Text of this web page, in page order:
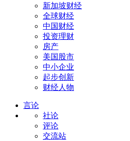
新加坡财经
全球财经
中国财经
投资理财
房产
美国股市
中小企业
起步创新
财经人物
言论
社论
评论
交流站